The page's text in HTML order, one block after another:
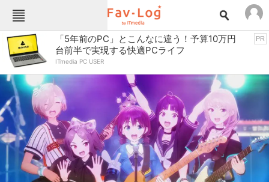
Fav-Logカテゴリー一覧
TOP アウトドア用品
インテリア・収納 おもちゃ・ホビー
カメラ キッチン家電
キッチン用品 ゲーム
コンテンツ・サービス スイーツ・お菓子
スポーツ・レジャー スマホ・携帯電話
「5年前のPC」とこんなに違う！予算10万円
台前半で実現する快適PCライフ
ITmedia PC USER
PR